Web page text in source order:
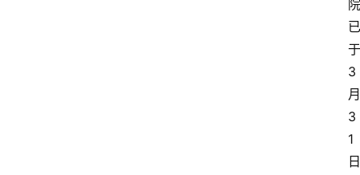
院
已
于
3
月
3
1
日